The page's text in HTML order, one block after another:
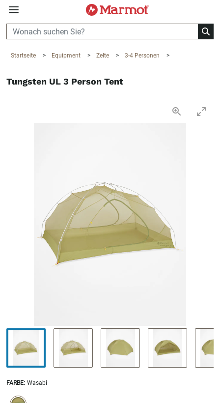
360°
Startseite > Equipment > Zelte > 3-4 Personen >
Tungsten UL 3 Person Tent
FARBE: Wasabi
SELECTION WILL REFRESH THE PAGE WITH NEW RESULTS.